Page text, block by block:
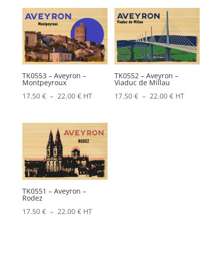
prix :
17.50 €
à
22.00 €
17.50 €
à
22.00 €
TK0553 – Aveyron –
Montpeyroux
17.50 € – 22.00 €Plage
prix :
17.50 €
à
22.00 €
HT
TK0552 – Aveyron –
Viaduc de Millau
17.50€ – 22.00€Plage
HT
TK0551 – Aveyron –
Rodez
17.50 € – 22.00 €Plage
HT